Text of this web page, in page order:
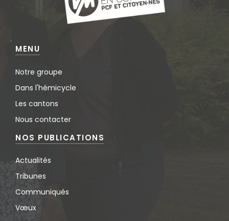
MENU
Notre groupe
Dans l'hémicycle
Les cantons
Nous contacter
NOS PUBLICATIONS
Actualités
Tribunes
Communiqués
Vœux